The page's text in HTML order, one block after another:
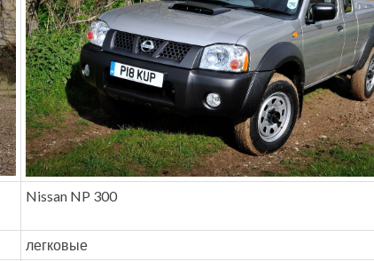
Nissan NP 300
легковые